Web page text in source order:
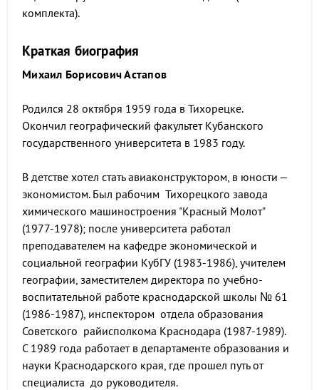
комплекта).
Краткая биография
Михаил Борисович Астапов
Родился 28 октября 1959 года в Тихорецке.
Окончил географический факультет Кубанского
государственного университета в 1983 году.
В детстве хотел стать авиаконструктором, в юности –
экономистом. Был рабочим Тихорецкого завода
химического машиностроения "Красный Молот"
(1977-1978); после университета работал
преподавателем на кафедре экономической и
социальной географии КубГУ (1983-1986), учителем
географии, заместителем директора по учебно-
воспитательной работе краснодарской школы № 61
(1986-1987), инспектором отдела образования
Советского райисполкома Краснодара (1987-1989).
С 1989 года работает в департаменте образования и
науки Краснодарского края, где прошел путь от
специалиста до руководителя.